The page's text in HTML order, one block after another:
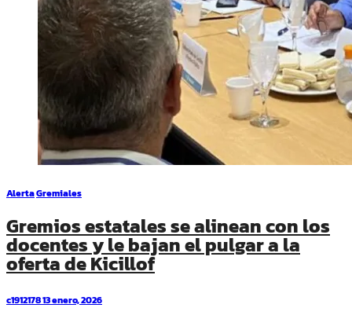
AlertaGremiales
Gremios estatales se alinean con los
docentes y le bajan el pulgar a la
oferta de Kicillof
c191217813 enero, 2026